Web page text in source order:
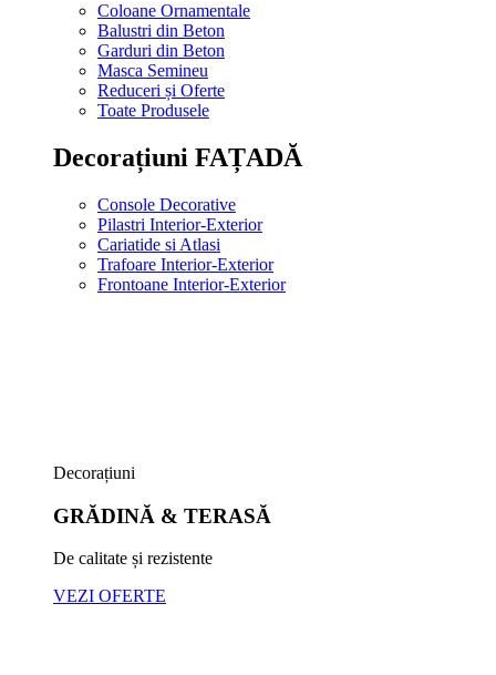
Coloane Ornamentale
Balustri din Beton
Garduri din Beton
Masca Semineu
Reduceri și Oferte
Toate Produsele
Decorațiuni FAȚADĂ
Console Decorative
Pilastri Interior-Exterior
Cariatide si Atlasi
Trafoare Interior-Exterior
Frontoane Interior-Exterior
Decorațiuni
GRĂDINĂ & TERASĂ
De calitate și rezistente
VEZI OFERTE